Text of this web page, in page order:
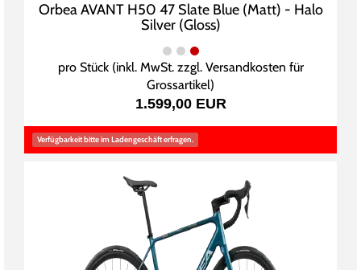
Orbea AVANT H50 47 Slate Blue (Matt) - Halo
Silver (Gloss)
pro Stück (inkl. MwSt. zzgl. Versandkosten für
Grossartikel)
1.599,00 EUR
Verfügbarkeit bitte im Ladengeschäft erfragen.